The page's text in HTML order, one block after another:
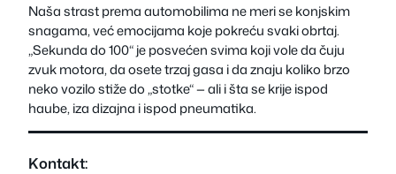
Naša strast prema automobilima ne meri se konjskim
snagama, već emocijama koje pokreću svaki obrtaj.
„Sekunda do 100“ je posvećen svima koji vole da čuju
zvuk motora, da osete trzaj gasa i da znaju koliko brzo
neko vozilo stiže do „stotke“ — ali i šta se krije ispod
haube, iza dizajna i ispod pneumatika.
Kontakt: